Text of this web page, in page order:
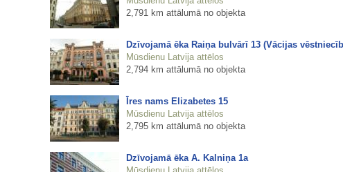
2,791 km attālumā no objekta
Dzīvojamā ēka Raiņa bulvārī 13 (Vācijas
Mūsdienu Latvija attēlos
2,794 km attālumā no objekta
Īres nams Elizabetes 15
Mūsdienu Latvija attēlos
2,795 km attālumā no objekta
Dzīvojamā ēka A. Kalniņa 1a